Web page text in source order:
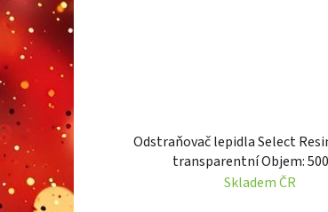
Odstraňovač lepidla Select
transparentní Objem:
Skladem ČR